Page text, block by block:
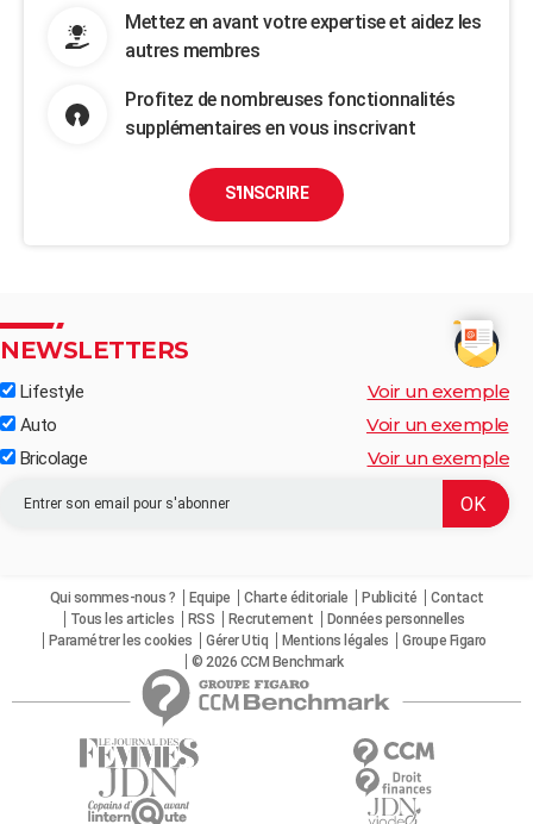
Mettez en avant votre expertise et aidez les
autres membres
Profitez de nombreuses fonctionnalités
supplémentaires en vous inscrivant
S'INSCRIRE
NEWSLETTERS
Lifestyle Voir un exemple
Auto Voir un exemple
Bricolage Voir un exemple
Qui sommes-nous ? Equipe Charte éditoriale Publicité
Contact
Tous les articles
RSS Recrutement
Données personnelles
Paramétrer les cookies
Gérer Utiq Mentions légales
Groupe Figaro
© 2026 CCM Benchmark